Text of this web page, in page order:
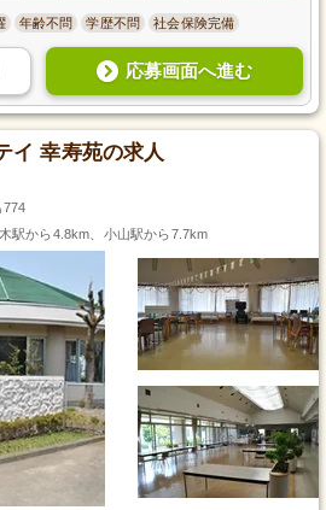
年齢不問 学歴不問 社会保険完備
応募画面へ進む
イ 幸寿苑の求人
774
駅から4.8km、小山駅から7.7km